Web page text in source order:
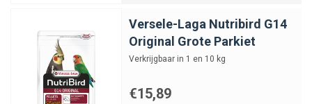
Versele-Laga Nutribird G14
Original Grote Parkiet
Verkrijgbaar in 1 en 10 kg
€15,89